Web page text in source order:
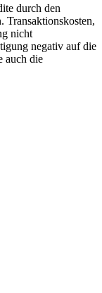
durch den
Transaktionskosten,
nicht
negativ auf die
auch die